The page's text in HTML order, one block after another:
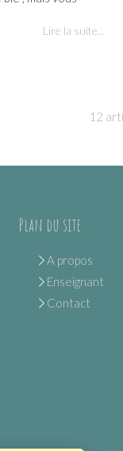
Lire la suite...
12
Plan du site
A propos
Enseignant
Contact